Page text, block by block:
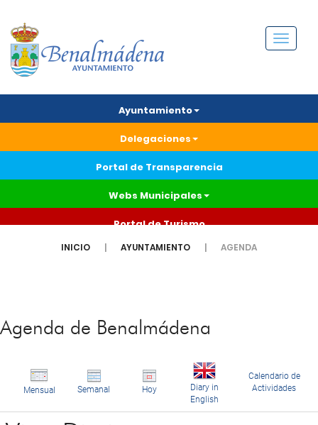
Menú
Ayuntamiento
Delegaciones
Portal de Transparencia
Webs Municipales
Portal de Turismo
INICIO AYUNTAMIENTO AGENDA
Agenda de Benalmádena
Mensual Semanal Hoy
Diary in
English
Calendario de
Actividades